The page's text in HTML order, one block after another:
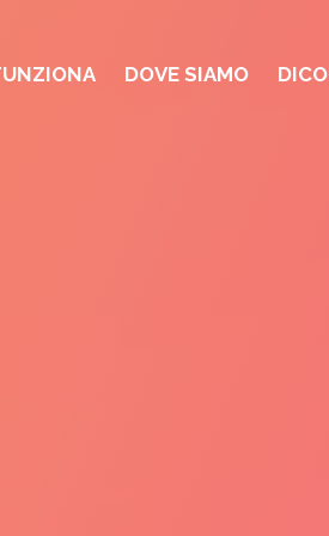
DOVE SIAMO